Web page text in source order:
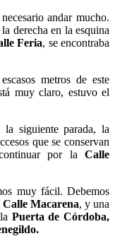
andar mucho.
derecha en la esquina
Feria, se encontraba
metros de este
muy claro, estuvo el
la siguiente parada, la
que se conservan
por la Calle
muy fácil. Debemos
Calle Macarena, y una
Puerta de Córdoba,